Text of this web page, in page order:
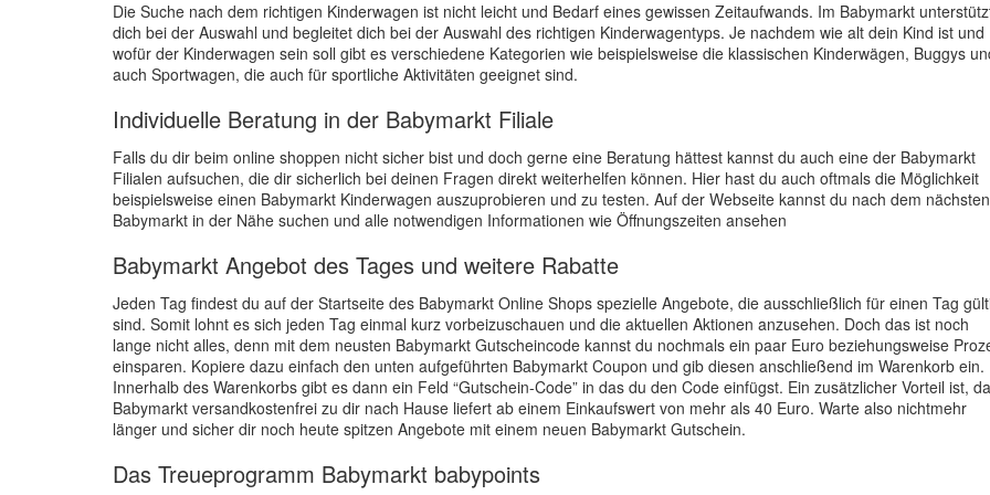
Die Suche nach dem richtigen Kinderwagen ist nicht leicht und Bedarf eines gewissen Zeitaufwands. Im Babymarkt
dich bei der Auswahl und begleitet dich bei der Auswahl des richtigen Kinderwagentyps. Je nachdem wie alt dein Kind ist und
wofür der Kinderwagen sein soll gibt es verschiedene Kategorien wie beispielsweise die klassischen Kinderwägen, Buggys
auch Sportwagen, die auch für sportliche Aktivitäten geeignet sind.
Individuelle Beratung in der Babymarkt Filiale
Falls du dir beim online shoppen nicht sicher bist und doch gerne eine Beratung hättest kannst du auch eine der Babymarkt
Filialen aufsuchen, die dir sicherlich bei deinen Fragen direkt weiterhelfen können. Hier hast du auch oftmals die Möglichkeit
beispielsweise einen Babymarkt Kinderwagen auszuprobieren und zu testen. Auf der Webseite kannst du nach dem nächsten
Babymarkt in der Nähe suchen und alle notwendigen Informationen wie Öffnungszeiten ansehen
Babymarkt Angebot des Tages und weitere Rabatte
Jeden Tag findest du auf der Startseite des Babymarkt Online Shops spezielle Angebote, die ausschließlich für einen Tag
sind. Somit lohnt es sich jeden Tag einmal kurz vorbeizuschauen und die aktuellen Aktionen anzusehen. Doch das ist noch
lange nicht alles, denn mit dem neusten Babymarkt Gutscheincode kannst du nochmals ein paar Euro beziehungsweise
einsparen. Kopiere dazu einfach den unten aufgeführten Babymarkt Coupon und gib diesen anschließend im Warenkorb ein.
Innerhalb des Warenkorbs gibt es dann ein Feld “Gutschein-Code” in das du den Code einfügst. Ein zusätzlicher Vorteil ist,
Babymarkt versandkostenfrei zu dir nach Hause liefert ab einem Einkaufswert von mehr als 40 Euro. Warte also nichtmehr
länger und sicher dir noch heute spitzen Angebote mit einem neuen Babymarkt Gutschein.
Das Treueprogramm Babymarkt babypoints